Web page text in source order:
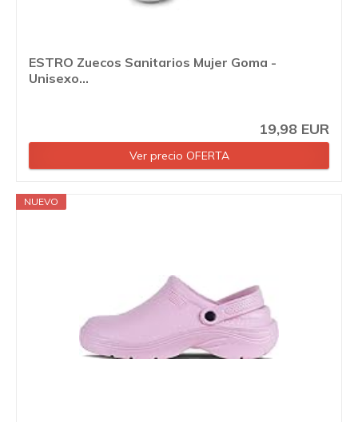
ESTRO Zuecos Sanitarios Mujer Goma -
Unisexo...
19,98 EUR
Ver precio OFERTA
NUEVO